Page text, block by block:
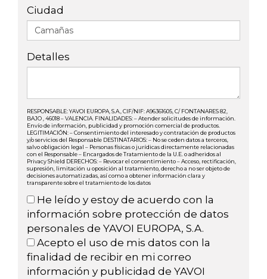
Ciudad
Detalles
RESPONSABLE: YAVOI EUROPA, S.A., CIF/NIF: A96361605, C/ FONTANARES 82,
BAJO , 46018 – VALENCIA. FINALIDADES: – Atender solicitudes de información.
Envío de información, publicidad y promoción comercial de productos.
LEGITIMACIÓN: – Consentimiento del interesado y contratación de productos
y/o servicios del Responsable DESTINATARIOS: – No se ceden datos a terceros,
salvo obligación legal – Personas físicas o jurídicas directamente relacionadas
con el Responsable – Encargados de Tratamiento de la U.E. o adheridos al
Privacy Shield DERECHOS: – Revocar el consentimiento – Acceso, rectificación,
supresión, limitación u oposición al tratamiento, derecho a no ser objeto de
decisiones automatizadas, así como a obtener información clara y
transparente sobre el tratamiento de los datos
He leído y estoy de acuerdo con la
información sobre protección de datos
personales de YAVOI EUROPA, S.A.
Acepto el uso de mis datos con la
finalidad de recibir en mi correo
información y publicidad de YAVOI